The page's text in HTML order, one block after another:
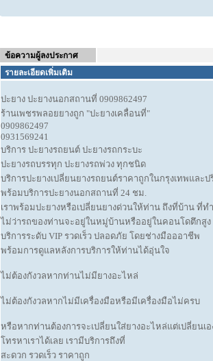
ข้อความผู้ลงประกาศ
รายละเอียดเพิ่มเติม
ปะยาง ปะยางนอกสถานที่ 0909862497
ร้านเพชรพลอยยางถูก "ปะยางเคลื่อนที่"
0909862497
0931569241
บริการ ปะยางรถยนต์ ปะยางรถกระบะ
ปะยางรถบรรทุก ปะยางรถพ่วง ทุกชนิด
บริการปะยางเปลี่ยนยางรถยนต์ราคาถูกในกรุงเทพแล
พร้อมบริการปะยางนอกสถานที่ 24 ชม.
เราพร้อมปะยางหรือเปลี่ยนยางด่วนให้ท่าน ถึงที่บ้าน ที่ท
ไม่ว่ารถของท่านจะอยู่ในหมู่บ้านหรืออยู่ในคอนโดตึกสูง
บริการระดับ VIP รวดเร็ว ปลอดภัย โดยช่างมือออาชีพ
พร้อมการดูแลหลังการบริการให้ท่านได้อุ่นใจ
ไม่ต้องกังวลหากท่านไม่มียางอะไหล่
ไม่ต้องกังวลหากไม่มีเครื่องมือหรือมีเครื่องมือไม่ครบ
หรือหากท่านต้องการจะเปลี่ยนใส่ยางอะไหล่แต่เปลี่ยนเ
โทรหาเราได้เลย เรามีบริการถึงที่
สะดวก รวดเร็ว ราคาถูก